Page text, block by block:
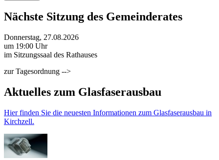
Nächste Sitzung des Gemeinderates
Donnerstag, 27.08.2026
um 19:00 Uhr
im Sitzungssaal des Rathauses
zur Tagesordnung -->
Aktuelles zum Glasfaserausbau
Hier finden Sie die neuesten Informationen zum Glasfaserausbau in
Kirchzell.